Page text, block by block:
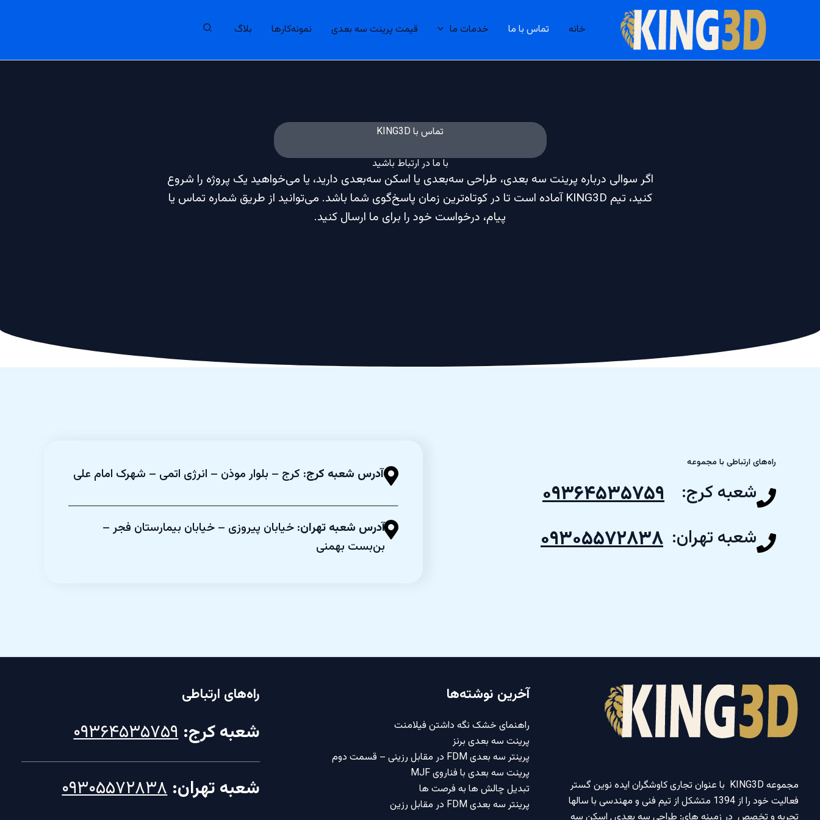
خانه تماس با ما خدمات ما قیمت پرینت سه بعدی نمونه‌کارها بلاگ
تماس با KING3D
با ما در ارتباط باشید
اگر سوالی درباره پرینت سه بعدی، طراحی سه‌بعدی یا اسکن سه‌بعدی دارید، یا می‌خواهید یک پروژه را شروع
کنید، تیم KING3D آماده است تا در کوتاه‌ترین زمان پاسخ‌گوی شما باشد. می‌توانید از طریق شماره تماس یا
پیام، درخواست خود را برای ما ارسال کنید.
آدرس شعبه کرج: کرج – بلوار موذن – انرژی اتمی – شهرک امام علی
آدرس شعبه تهران: خیابان پیروزی – خیابان بیمارستان فجر –
بن‌بست بهمنی
راه‌های ارتباطی با مجموعه
شعبه کرج: ۰۹۳۶۴۵۳۵۷۵۹
شعبه تهران: ۰۹۳۰۵۵۷۲۸۳۸
مجموعه KING3D با عنوان تجاری کاوشگران ایده نوین گستر
فعالیت خود را از 1394 متشکل از تیم فنی و مهندسی با سالها
آخرین نوشته‌ها
راهنمای خشک نگه داشتن فیلامنت
پرینت سه بعدی برنز
پرینتر سه بعدی FDM در مقابل رزینی – قسمت دوم
پرینت سه بعدی با فناروی MJF
تبدیل چالش ها به فرصت ها
پرینتر سه بعدی FDM در مقابل رزین
راه‌های ارتباطی
شعبه کرج: ۰۹۳۶۴۵۳۵۷۵۹
شعبه تهران: ۰۹۳۰۵۵۷۲۸۳۸